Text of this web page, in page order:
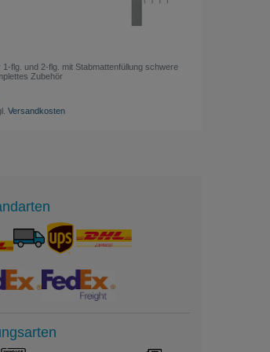
flg. und 2-flg. mit Stabmattenfüllung schwere
Zubehör
Versandkosten